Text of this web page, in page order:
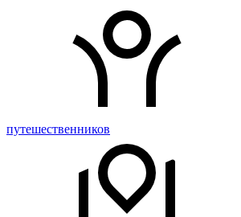
путешественников